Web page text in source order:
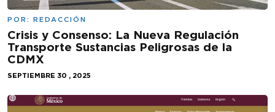
POR: REDACCIÓN
Crisis y Consenso: La Nueva Regulación
Transporte Sustancias Peligrosas de la
CDMX
SEPTIEMBRE 30 , 2025